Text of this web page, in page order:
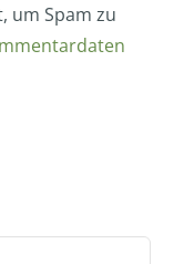
um Spam zu